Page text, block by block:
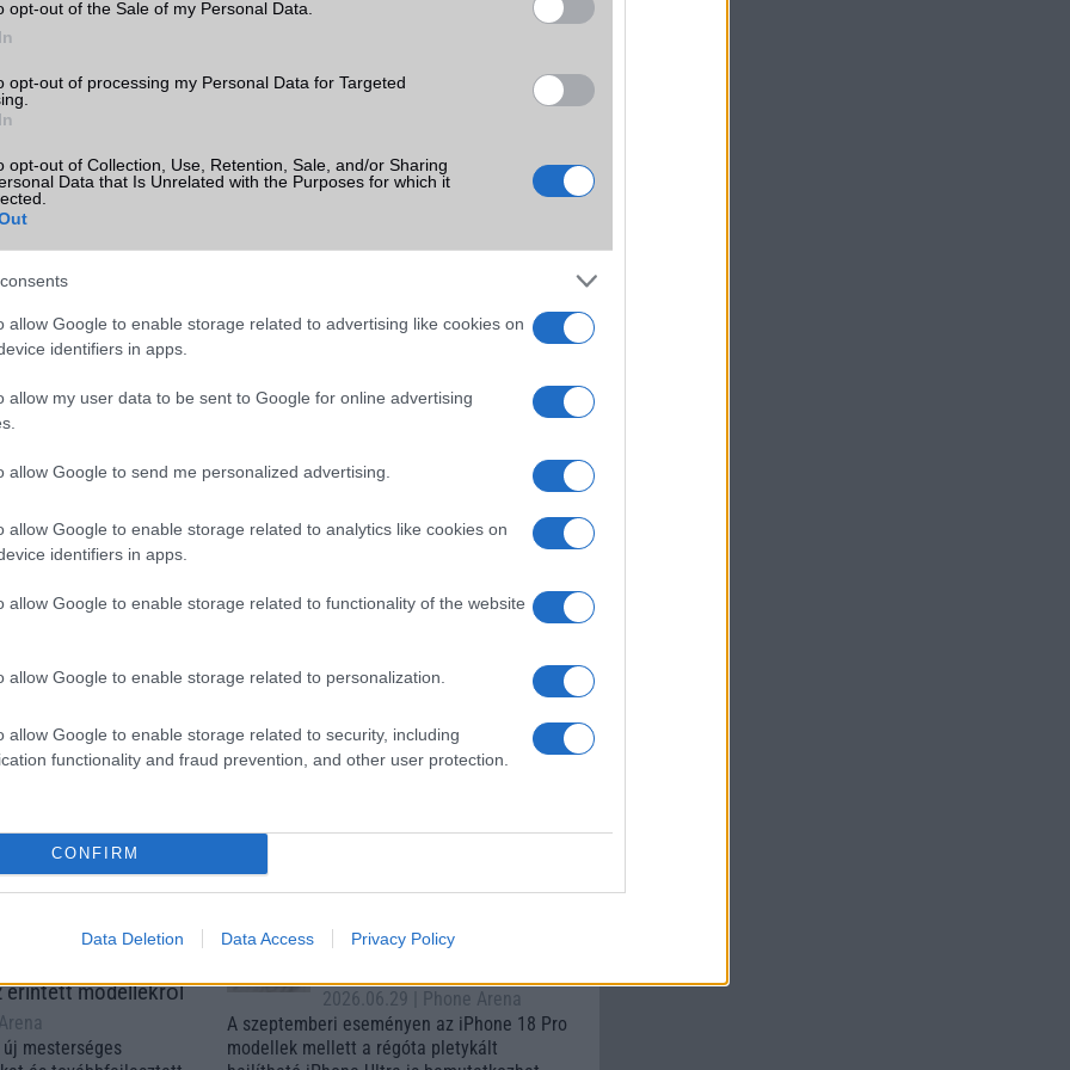
opt-out of the Sale of my Personal Data.
opt-out of processing my Personal Data for Targeted
opt-out of Collection, Use, Retention, Sale, and/or Sharing
Data that Is Unrelated with the Purposes for which it
allow Google to enable storage related to advertising like cookies on
identifiers in apps.
allow my user data to be sent to Google for online advertising
allow Google to send me personalized advertising.
allow Google to enable storage related to analytics like cookies on
identifiers in apps.
allow Google to enable storage related to functionality of the website
allow Google to enable storage related to personalization.
allow Google to enable storage related to security, including
functionality and fraud prevention, and other user protection.
CONFIRM
Data Deletion Data Access Privacy Policy
kamera rendszer mind hozzájárulnak ahhoz, hogy ez a készülék
közül. Az innovációk és a globális bevezetés tervei alapján a
a helyét a hajlítható telefonok piacán.
linkek:
kiemelt ajánlatok
S26 Ultra Samsung Galaxy S26 Ultra
Nelly GSM
Samsung Galaxy S25
Euro Gsm
készülék kimarad a
érintett modellekről
új mesterséges
ekkor rántja le a leplet az
2026.06.29
| Phone Arena
A szeptemberi eseményen az iPhone 18 Pro
modellek mellett a régóta pletykált